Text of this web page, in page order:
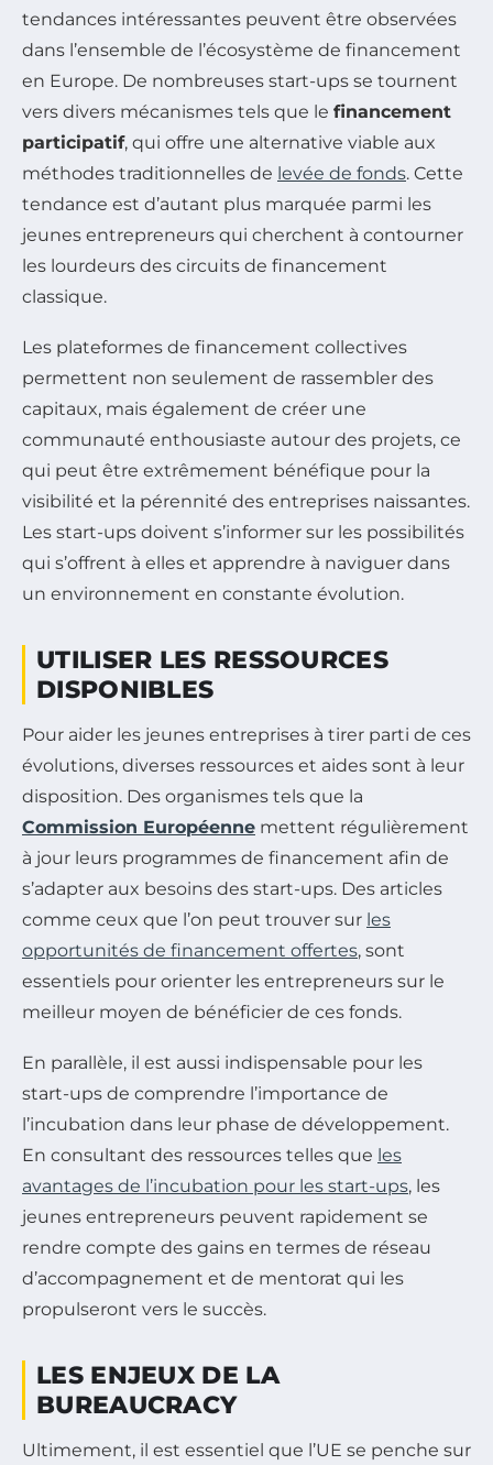
tendances intéressantes peuvent être observées
dans l’ensemble de l’écosystème de financement
en Europe. De nombreuses start-ups se tournent
vers divers mécanismes tels que le financement
participatif, qui offre une alternative viable aux
méthodes traditionnelles de levée de fonds. Cette
tendance est d’autant plus marquée parmi les
jeunes entrepreneurs qui cherchent à contourner
les lourdeurs des circuits de financement
classique.
Les plateformes de financement collectives
permettent non seulement de rassembler des
capitaux, mais également de créer une
communauté enthousiaste autour des projets, ce
qui peut être extrêmement bénéfique pour la
visibilité et la pérennité des entreprises naissantes.
Les start-ups doivent s’informer sur les possibilités
qui s’offrent à elles et apprendre à naviguer dans
un environnement en constante évolution.
UTILISER LES RESSOURCES
DISPONIBLES
Pour aider les jeunes entreprises à tirer parti de ces
évolutions, diverses ressources et aides sont à leur
disposition. Des organismes tels que la
Commission Européenne mettent régulièrement
à jour leurs programmes de financement afin de
s’adapter aux besoins des start-ups. Des articles
comme ceux que l’on peut trouver sur les
opportunités de financement offertes, sont
essentiels pour orienter les entrepreneurs sur le
meilleur moyen de bénéficier de ces fonds.
En parallèle, il est aussi indispensable pour les
start-ups de comprendre l’importance de
l’incubation dans leur phase de développement.
En consultant des ressources telles que les
avantages de l’incubation pour les start-ups, les
jeunes entrepreneurs peuvent rapidement se
rendre compte des gains en termes de réseau
d’accompagnement et de mentorat qui les
propulseront vers le succès.
LES ENJEUX DE LA
BUREAUCRACY
Ultimement, il est essentiel que l’UE se penche sur